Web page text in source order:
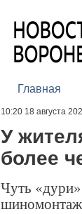
Главная
10:20 18 августа
У
более
Чуть «дури»